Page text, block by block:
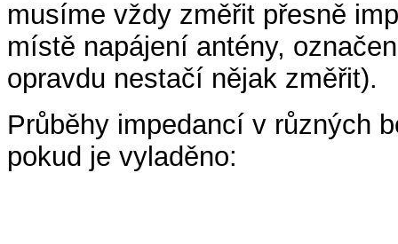
musíme vždy změřit přesně
místě napájení antény,
opravdu nestačí nějak změřit).
Průběhy impedancí v různých
pokud je vyladěno: